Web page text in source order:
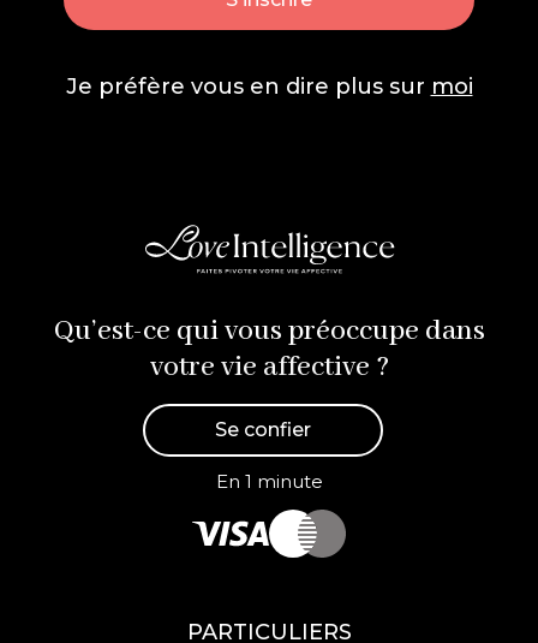
Je préfère vous en dire plus sur moi
Qu’est-ce qui vous préoccupe dans
votre vie affective ?
Se confier
En 1 minute
PARTICULIERS